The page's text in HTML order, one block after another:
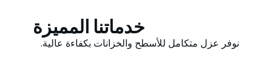
خدماتنا المميزة
نوفر عزل متكامل للأسطح والخزانات بكفاءة عالية.